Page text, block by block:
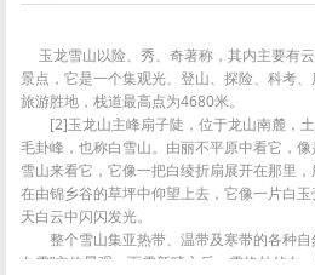
玉龙雪山以险、秀、奇著称，其内主要有
景点，它是一个集观光、登山、探险、科考
旅游胜地，栈道最高点为4680米。
[2]玉龙山主峰扇子陡，位于龙山南麓，土
毛卦峰，也称白雪山。由丽不平原中看它，
雪山来看它，它像一把白绫折扇展开在那里
在由锦乡谷的草坪中仰望上去，它像一片白
天白云中闪闪发光。
整个雪山集亚热带、温带及寒带的各种自
白雪”主体景观。雨雪新晴之后，雪格外的白